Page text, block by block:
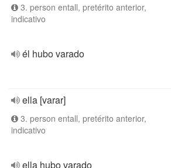
3. person entall, pretérito anterior,
indicativo
él hubo varado
ella [varar]
3. person entall, pretérito anterior,
indicativo
ella hubo varado